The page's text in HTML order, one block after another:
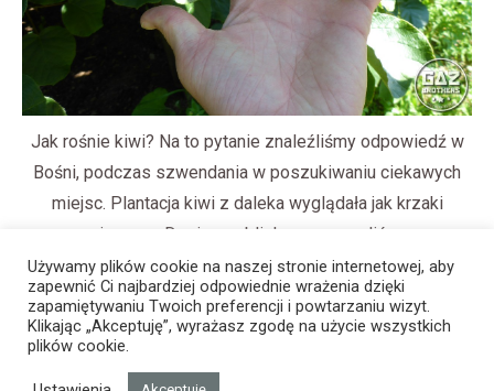
Jak rośnie kiwi? Na to pytanie znaleźliśmy odpowiedź w
Bośni, podczas szwendania w poszukiwaniu ciekawych
miejsc. Plantacja kiwi z daleka wyglądała jak krzaki
winogron. Dopiero z bliska rozpoznaliśmy
charakterystyczne owłosione owoce.
Używamy plików cookie na naszej stronie internetowej, aby
zapewnić Ci najbardziej odpowiednie wrażenia dzięki
zapamiętywaniu Twoich preferencji i powtarzaniu wizyt.
Klikając „Akceptuję”, wyrażasz zgodę na użycie wszystkich
plików cookie.